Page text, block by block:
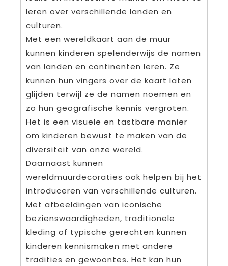
leren over verschillende landen en
culturen.
Met een wereldkaart aan de muur
kunnen kinderen spelenderwijs de namen
van landen en continenten leren. Ze
kunnen hun vingers over de kaart laten
glijden terwijl ze de namen noemen en
zo hun geografische kennis vergroten.
Het is een visuele en tastbare manier
om kinderen bewust te maken van de
diversiteit van onze wereld.
Daarnaast kunnen
wereldmuurdecoraties ook helpen bij het
introduceren van verschillende culturen.
Met afbeeldingen van iconische
bezienswaardigheden, traditionele
kleding of typische gerechten kunnen
kinderen kennismaken met andere
tradities en gewoontes. Het kan hun